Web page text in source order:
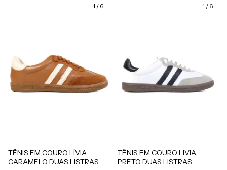
1 / 6
TÊNIS EM COURO LÍVIA
CARAMELO DUAS LISTRAS
1 / 6
TÊNIS EM COURO LIVIA
PRETO DUAS LISTRAS